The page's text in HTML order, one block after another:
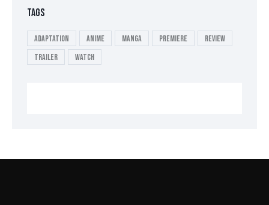
TAGS
Adaptation Anime Manga Premiere
Review
Trailer
Watch